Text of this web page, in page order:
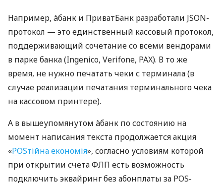
Например, àбанк и ПриватБанк разработали JSON-
протокол — это единственный кассовый протокол,
поддерживающий сочетание со всеми вендорами
в парке банка (Ingenico, Verifone, PAX). В то же
время, не нужно печатать чеки с терминала (в
случае реализации печатания терминального чека
на кассовом принтере).
А в вышеупомянутом àбанк по состоянию на
момент написания текста продолжается акция
«POSтійна економія», согласно условиям которой
при открытии счета ФЛП есть возможность
подключить эквайринг без абонплаты за POS-